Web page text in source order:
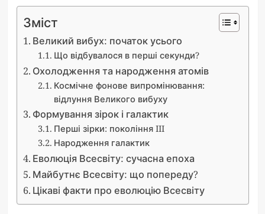
Зміст
Великий вибух: початок усього
Що відбувалося в перші секунди?
Охолодження та народження атомів
Космічне фонове випромінювання:
відлуння Великого вибуху
Формування зірок і галактик
Перші зірки: покоління III
Народження галактик
Еволюція Всесвіту: сучасна епоха
Майбутнє Всесвіту: що попереду?
Цікаві факти про еволюцію Всесвіту